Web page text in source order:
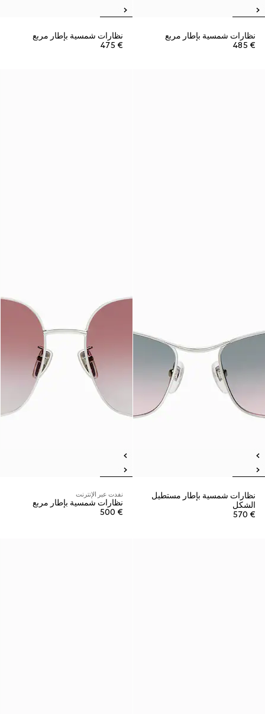
نظارات شمسية بإطار مربع
€ 485
نظارات شمسية بإطار مربع
€ 475
نظارات شمسية بإطار مستطيل
الشكل
€ 570
نفدت عبر الإنترنت
نظارات شمسية بإطار مربع
€ 500